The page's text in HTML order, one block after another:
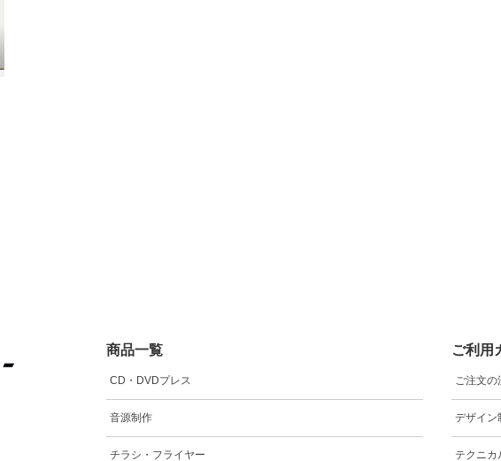
商品一覧
CD・DVDプレス
音源制作
チラシ・フライヤー
ご利用
ご注文の
デザイン
テクニカ